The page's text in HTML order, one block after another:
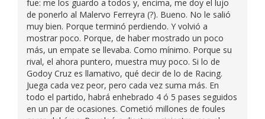
fue: me los guardo a todos y, encima, me doy el lujo
de ponerlo al Malervo Ferreyra (?). Bueno. No le salió
muy bien. Porque terminó perdiendo. Y volvió a
mostrar poco. Porque, de haber mostrado un poco
más, un empate se llevaba. Como mínimo. Porque su
rival, el ahora puntero, muestra muy poco. Si lo de
Godoy Cruz es llamativo, qué decir de lo de Racing.
Juega cada vez peor, pero cada vez suma más. En
todo el partido, habrá enhebrado 4 ó 5 pases seguidos
en un par de ocasiones. Cometió millones de foules